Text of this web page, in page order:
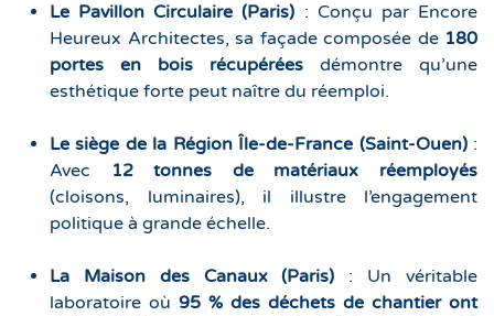
Le Pavillon Circulaire (Paris) : Conçu par Encore
Heureux Architectes, sa façade composée de 180
portes en bois récupérées démontre qu’une
esthétique forte peut naître du réemploi.
Le siège de la Région Île-de-France (Saint-Ouen):
Avec
12 tonnes de matériaux réemployés
(cloisons, luminaires), il illustre l’engagement
politique à grande échelle.
La Maison des Canaux (Paris) : Un véritable
laboratoire où 95 % des déchets de chantier ont